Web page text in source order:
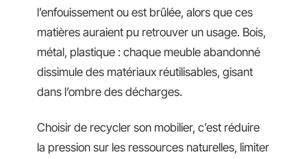
l’enfouissement ou est brûlée, alors que ces
matières auraient pu retrouver un usage. Bois,
métal, plastique : chaque meuble abandonné
dissimule des matériaux réutilisables, gisant
dans l’ombre des décharges.
Choisir de recycler son mobilier, c’est réduire
la pression sur les ressources naturelles, limiter